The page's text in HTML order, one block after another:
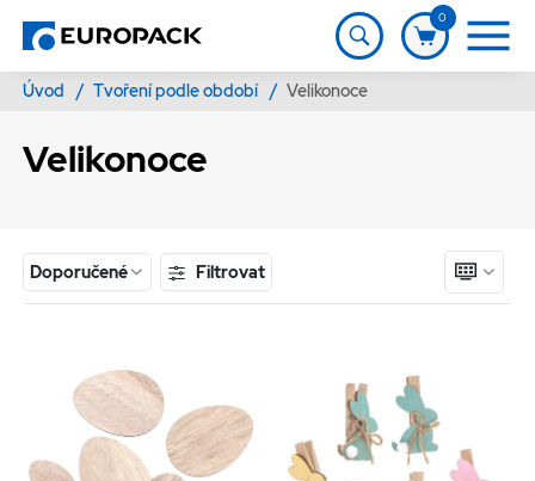
0
Úvod / Tvoření podle období / Velikonoce
Velikonoce
Doporučené Filtrovat